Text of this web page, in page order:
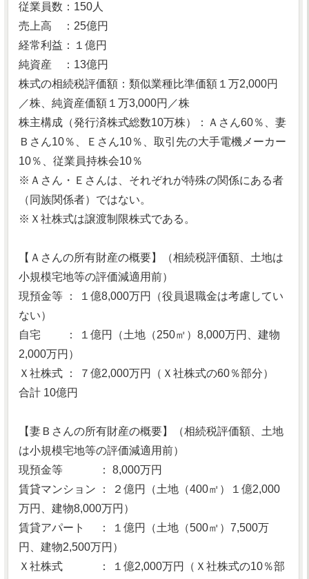
従業員数：150人
売上高 ：25億円
経常利益：１億円
純資産 ：13億円
株式の相続税評価額：類似業種比準価額１万2,000円
／株、純資産価額１万3,000円／株
株主構成（発行済株式総数10万株）：Ａさん60％、妻
Ｂさん10％、Ｅさん10％、取引先の大手電機メーカー
10％、従業員持株会10％
※Ａさん・Ｅさんは、それぞれが特殊の関係にある者
（同族関係者）ではない。
※Ｘ社株式は譲渡制限株式である。
【Ａさんの所有財産の概要】（相続税評価額、土地は
小規模宅地等の評価減適用前）
現預金等 ： １億8,000万円（役員退職金は考慮してい
ない）
自宅 ： １億円（土地（250㎡）8,000万円、建物
2,000万円）
Ｘ社株式 ： ７億2,000万円（Ｘ社株式の60％部分）
合計 10億円
【妻Ｂさんの所有財産の概要】（相続税評価額、土地
は小規模宅地等の評価減適用前）
現預金等 ： 8,000万円
賃貸マンション ： ２億円（土地（400㎡）１億2,000
万円、建物8,000万円）
賃貸アパート ： １億円（土地（500㎡）7,500万
円、建物2,500万円）
Ｘ社株式 ： １億2,000万円（Ｘ社株式の10％部